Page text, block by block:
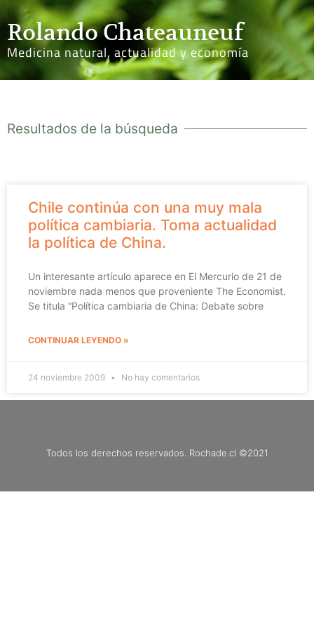
Rolando Chateauneuf
Medicina natural, actualidad y economía
Resultados de la búsqueda
Chile continúa con una muy mala
política cambiaria. Toma actualidad
la política de China.
Un interesante artículo aparece en El Mercurio de 21 de
noviembre nada menos que proveniente The Economist.
Se titula “Política cambiaria de China: Debate sobre
CONTINUAR LEYENDO »
24 noviembre 2009 No hay comentarios
Todos los derechos reservados. Rochade.cl ©2021